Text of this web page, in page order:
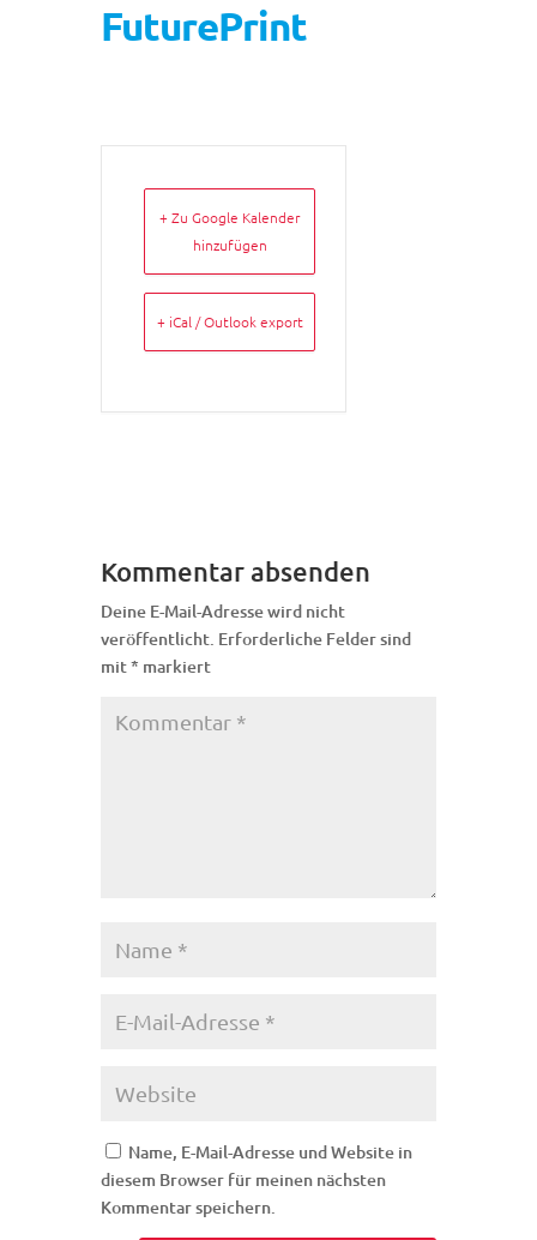
FuturePrint
+ Zu Google Kalender
hinzufügen
+ iCal / Outlook export
Kommentar absenden
Deine E-Mail-Adresse wird nicht
veröffentlicht. Erforderliche Felder sind
mit* markiert
Name, E-Mail-Adresse und Website in
diesem Browser für meinen nächsten
Kommentar speichern.